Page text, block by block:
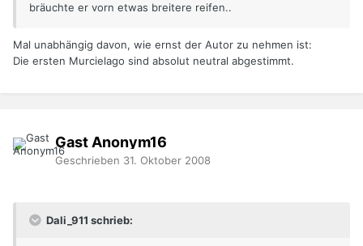
bräuchte er vorn etwas breitere reifen..
Mal unabhängig davon, wie ernst der Autor zu nehmen ist:
Die ersten Murcielago sind absolut neutral abgestimmt.
Gast Anonym16
Geschrieben 31. Oktober 2008
Dali_911 schrieb: